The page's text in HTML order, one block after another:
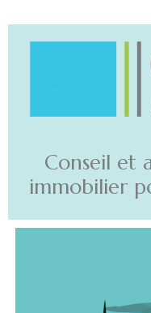
Conseil et
immobilier